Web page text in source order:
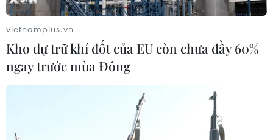
vietnamplus.vn
Kho dự trữ khí đốt của EU còn chưa đầy 60%
ngay trước mùa Đông